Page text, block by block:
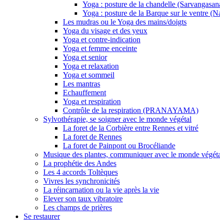
Yoga : posture de la chandelle
Yoga : posture de la Barque sur le ventre
Les mudras ou le Yoga des mains/doigts
Yoga du visage et des yeux
Yoga et contre-indication
Yoga et femme enceinte
Yoga et senior
Yoga et relaxation
Yoga et sommeil
Les mantras
Echauffement
Yoga et respiration
Contrôle de la respiration (PRANAYAMA)
Sylvothérapie, se soigner avec le monde végétal
La foret de la Corbière entre Rennes et vitré
La foret de Rennes
La foret de Painpont ou Brocéliande
Musique des plantes, communiquer avec le monde
La prophétie des Andes
Les 4 accords Toltèques
Vivres les synchronicités
La réincarnation ou la vie après la vie
Elever son taux vibratoire
Les champs de prières
Se restaurer